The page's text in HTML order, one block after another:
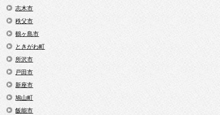
志木市
秩父市
鶴ヶ島市
ときがわ町
所沢市
戸田市
新座市
鳩山町
飯能市